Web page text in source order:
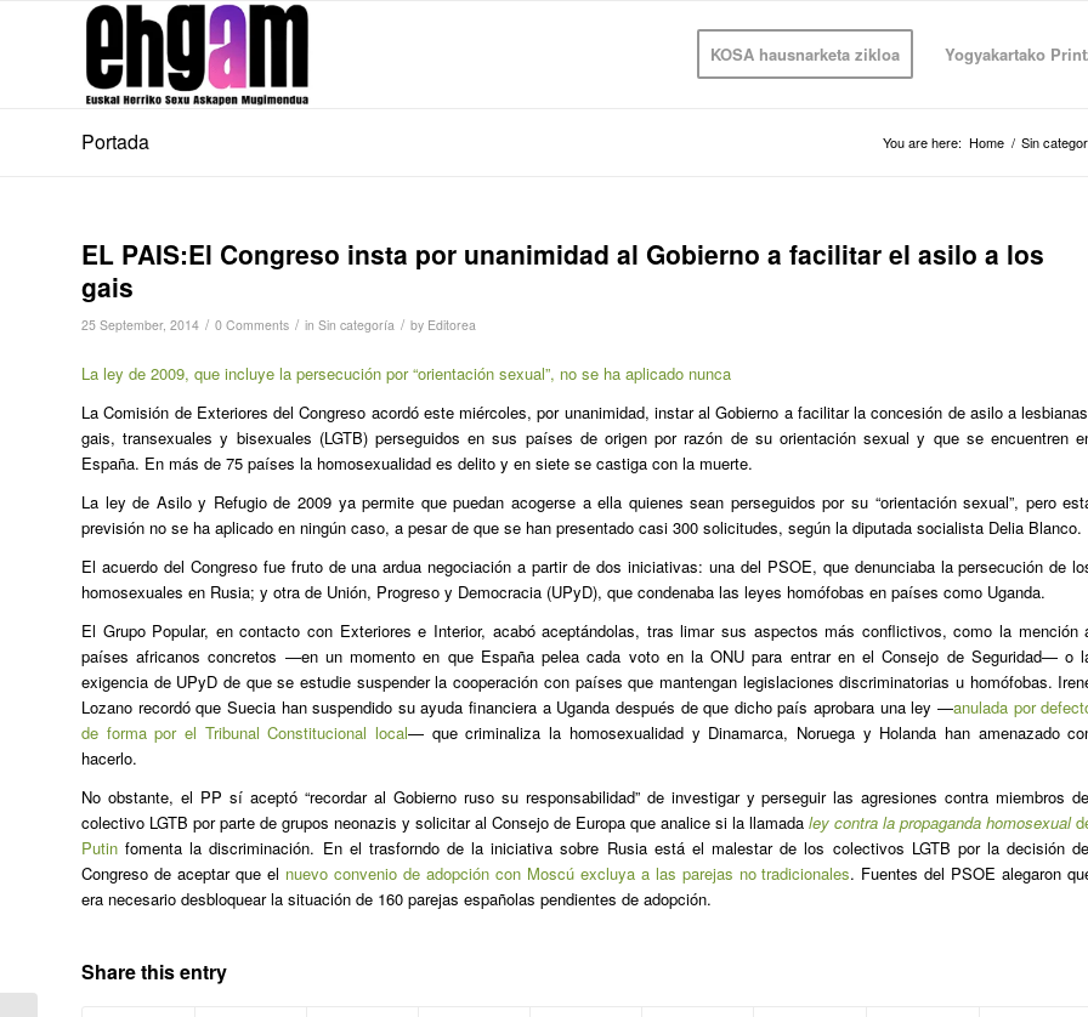
KOSA hausnarketa zikloa Yogyakartako
Portada You are here: Home / Sin
EL PAIS:El Congreso insta por unanimidad al Gobierno a facilitar el asilo a los
gais
25 September, 2014 / 0 Comments / in Sin categoría / by Editorea
La ley de 2009, que incluye la persecución por “orientación sexual”, no se ha aplicado nunca
La Comisión de Exteriores del Congreso acordó este miércoles, por unanimidad, instar al Gobierno a facilitar la concesión de asilo a
gais, transexuales y bisexuales (LGTB) perseguidos en sus países de origen por razón de su orientación sexual y que se encuentren
España. En más de 75 países la homosexualidad es delito y en siete se castiga con la muerte.
La ley de Asilo y Refugio de 2009 ya permite que puedan acogerse a ella quienes sean perseguidos por su “orientación sexual”, pero
previsión no se ha aplicado en ningún caso, a pesar de que se han presentado casi 300 solicitudes, según la diputada socialista Delia Blanco.
El acuerdo del Congreso fue fruto de una ardua negociación a partir de dos iniciativas: una del PSOE, que denunciaba la persecución de
homosexuales en Rusia; y otra de Unión, Progreso y Democracia (UPyD), que condenaba las leyes homófobas en países como Uganda.
El Grupo Popular, en contacto con Exteriores e Interior, acabó aceptándolas, tras limar sus aspectos más conflictivos, como la mención
países africanos concretos —en un momento en que España pelea cada voto en la ONU para entrar en el Consejo de Seguridad— o
exigencia de UPyD de que se estudie suspender la cooperación con países que mantengan legislaciones discriminatorias u homófobas.
Lozano recordó que Suecia han suspendido su ayuda financiera a Uganda después de que dicho país aprobara una ley —anulada por
de forma por el Tribunal Constitucional local— que criminaliza la homosexualidad y Dinamarca, Noruega y Holanda han amenazado
hacerlo.
No obstante, el PP sí aceptó “recordar al Gobierno ruso su responsabilidad” de investigar y perseguir las agresiones contra miembros
colectivo LGTB por parte de grupos neonazis y solicitar al Consejo de Europa que analice si la llamadaley contra la propaganda homosexual
Putin fomenta la discriminación. En el trasforndo de la iniciativa sobre Rusia está el malestar de los colectivos LGTB por la decisión
Congreso de aceptar que el nuevo convenio de adopción con Moscú excluya a las parejas no tradicionales. Fuentes del PSOE alegaron
era necesario desbloquear la situación de 160 parejas españolas pendientes de adopción.
Share this entry